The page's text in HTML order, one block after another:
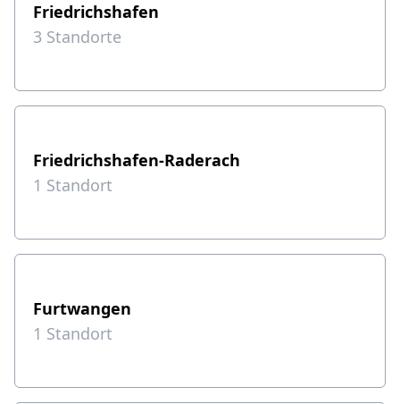
Friedrichshafen
3 Standorte
Friedrichshafen-Raderach
1 Standort
Furtwangen
1 Standort